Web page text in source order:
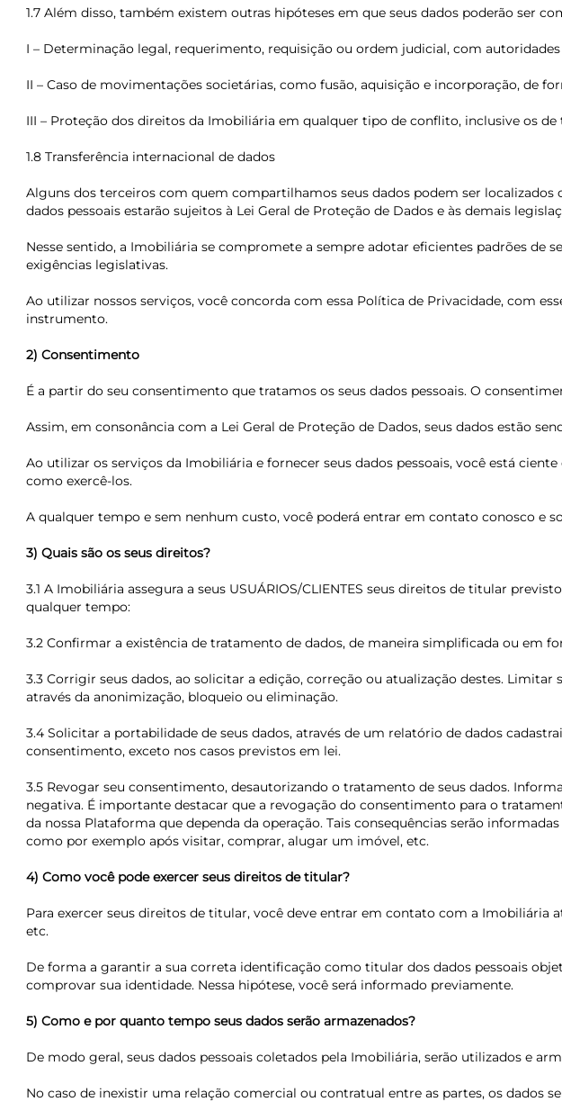
1.7 Além disso, também existem outras hipóteses em que seus dados poderão ser
I – Determinação legal, requerimento, requisição ou ordem judicial, com
II – Caso de movimentações societárias, como fusão, aquisição e incorporação, de
III – Proteção dos direitos da Imobiliária em qualquer tipo de conflito, inclusive os de
1.8 Transferência internacional de dados
Alguns dos terceiros com quem compartilhamos seus dados podem ser localizados
dados pessoais estarão sujeitos à Lei Geral de Proteção de Dados e às demais
Nesse sentido, a Imobiliária se compromete a sempre adotar eficientes padrões de
exigências legislativas.
Ao utilizar nossos serviços, você concorda com essa Política de Privacidade, com
instrumento.
2) Consentimento
É a partir do seu consentimento que tratamos os seus dados pessoais. O
Assim, em consonância com a Lei Geral de Proteção de Dados, seus dados estão
Ao utilizar os serviços da Imobiliária e fornecer seus dados pessoais, você está
como exercê-los.
A qualquer tempo e sem nenhum custo, você poderá entrar em contato conosco e
3) Quais são os seus direitos?
3.1 A Imobiliária assegura a seus USUÁRIOS/CLIENTES seus direitos de titular
qualquer tempo:
3.2 Confirmar a existência de tratamento de dados, de maneira simplificada ou
3.3 Corrigir seus dados, ao solicitar a edição, correção ou atualização destes.
através da anonimização, bloqueio ou eliminação.
3.4 Solicitar a portabilidade de seus dados, através de um relatório de dados
consentimento, exceto nos casos previstos em lei.
3.5 Revogar seu consentimento, desautorizando o tratamento de seus dados.
negativa. É importante destacar que a revogação do consentimento para o
da nossa Plataforma que dependa da operação. Tais consequências serão
como por exemplo após visitar, comprar, alugar um imóvel, etc.
4) Como você pode exercer seus direitos de titular?
Para exercer seus direitos de titular, você deve entrar em contato com a Imobiliária
etc.
De forma a garantir a sua correta identificação como titular dos dados pessoais
comprovar sua identidade. Nessa hipótese, você será informado previamente.
5) Como e por quanto tempo seus dados serão armazenados?
De modo geral, seus dados pessoais coletados pela Imobiliária, serão utilizados e
No caso de inexistir uma relação comercial ou contratual entre as partes, os dados